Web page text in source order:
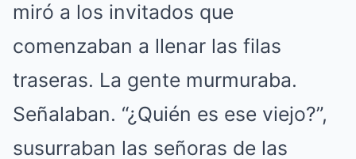
miró a los invitados que
comenzaban a llenar las filas
traseras. La gente murmuraba.
Señalaban. “¿Quién es ese viejo?”,
susurraban las señoras de las